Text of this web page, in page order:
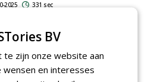
2025 331 sec
tot fieldmanager in
Johan Cruijff ArenA
2025
BV
te zijn onze website aan
wensen en interesses